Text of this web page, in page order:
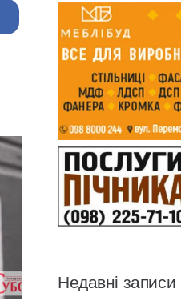
Недавні записи